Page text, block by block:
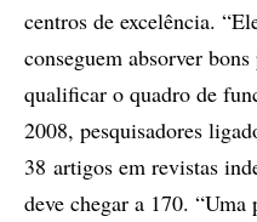
centros de excelência.
conseguem absorver
qualificar o quadro de
2008, pesquisadores
38 artigos em revistas
deve chegar a 170. “Uma